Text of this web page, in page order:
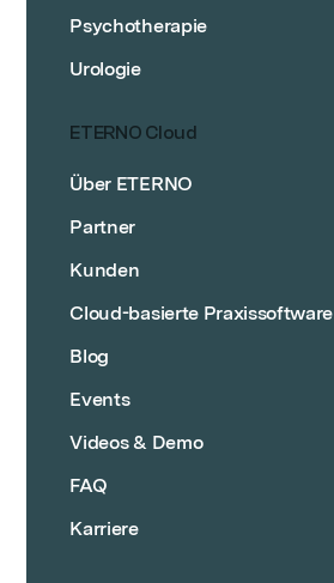
Psychotherapie
Urologie
ETERNO Cloud
Über ETERNO
Partner
Kunden
Cloud-basierte Praxissoftware
Blog
Events
Videos & Demo
FAQ
Karriere